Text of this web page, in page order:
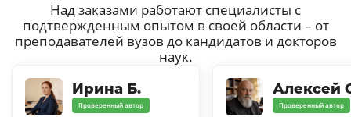
Над заказами работают специалисты с
подтвержденным опытом в своей области – от
преподавателей вузов до кандидатов и докторов
наук.
Ирина Б.
Проверенный автор
Алексей
Проверенный автор